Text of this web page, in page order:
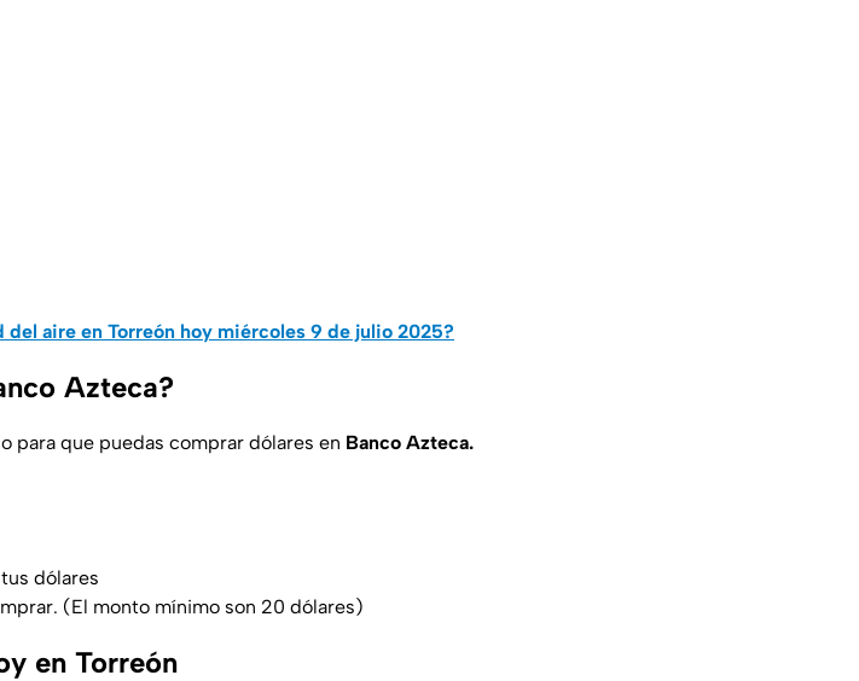
del aire en Torreón hoy miércoles 9 de julio 2025?
Azteca?
para que puedas comprar dólares en Banco Azteca.
dólares
(El monto mínimo son 20 dólares)
en Torreón